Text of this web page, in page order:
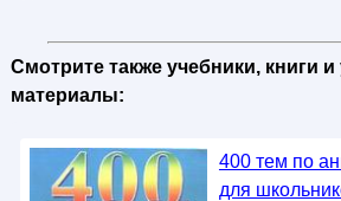
Смотрите также учебники, книги
материалы:
400 тем по
для